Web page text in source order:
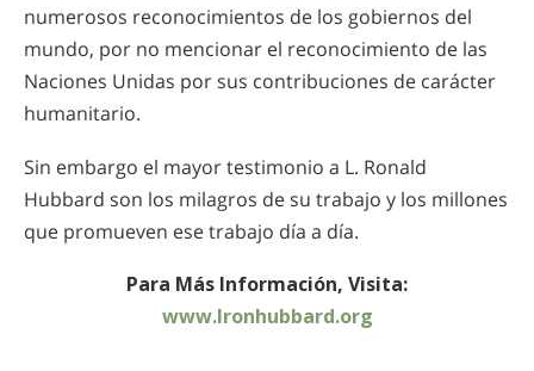
numerosos reconocimientos de los gobiernos del
mundo, por no mencionar el reconocimiento de las
Naciones Unidas por sus contribuciones de carácter
humanitario.
Sin embargo el mayor testimonio a L. Ronald
Hubbard son los milagros de su trabajo y los millones
que promueven ese trabajo día a día.
Para Más Información, Visita:
www.lronhubbard.org